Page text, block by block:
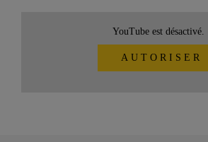
YouTube est désactivé.
AUTORISER